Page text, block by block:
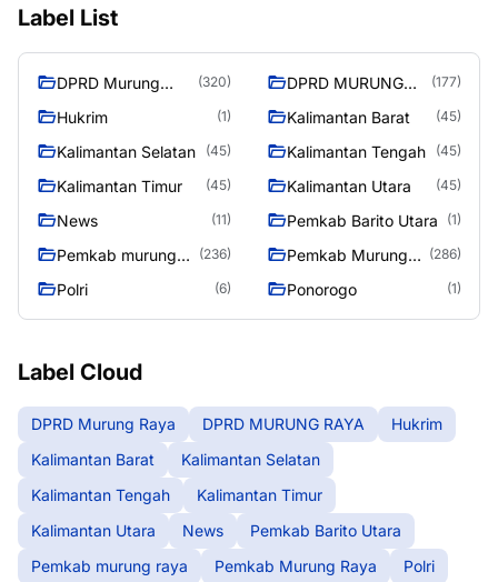
Label List
DPRD Murung
(320)
DPRD MURUNG
(177)
Hukrim (1) Kalimantan Barat (45)
Kalimantan Selatan (45) Kalimantan Tengah (45)
Kalimantan Timur (45) Kalimantan Utara (45)
News (11) Pemkab Barito Utara (1)
Pemkab murung
(236)
Pemkab Murung
(286)
Polri (6) Ponorogo (1)
Label Cloud
DPRD Murung Raya DPRD MURUNG RAYA
Hukrim
Kalimantan Barat
Kalimantan Selatan
Kalimantan Tengah
Kalimantan Timur
Kalimantan Utara
News
Pemkab Barito Utara
Pemkab murung raya
Pemkab Murung Raya
Polri